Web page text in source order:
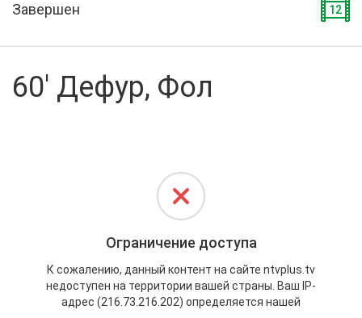
О сайте
Завершен 12
60' Дефур, Фол